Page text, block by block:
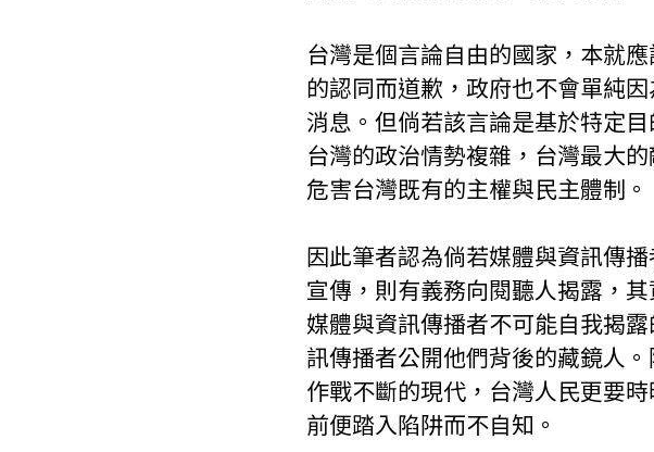
台灣是個言論自由的國家，本就
的認同而道歉，政府也不會單純
消息。但倘若該言論是基於特定
台灣的政治情勢複雜，台灣最大
危害台灣既有的主權與民主體制。
因此筆者認為倘若媒體與資訊傳
宣傳，則有義務向閱聽人揭露，
媒體與資訊傳播者不可能自我揭
訊傳播者公開他們背後的藏鏡人
作戰不斷的現代，台灣人民更要
前便踏入陷阱而不自知。